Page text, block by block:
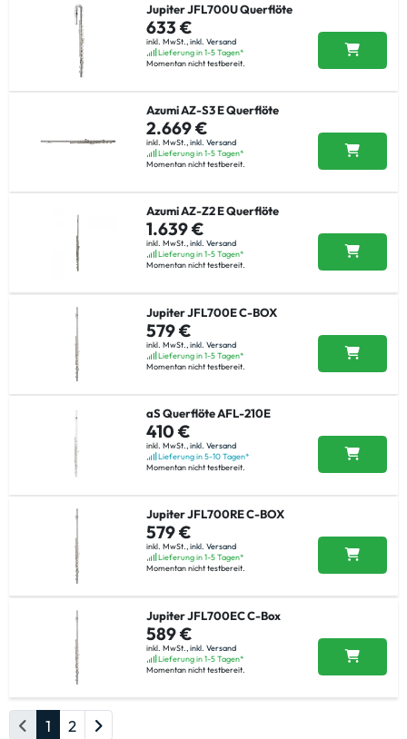
Jupiter JFL700U Querflöte
633 €
inkl. MwSt., inkl. Versand
Lieferung in 1-5 Tagen*
Momentan nicht testbereit.
Azumi AZ-S3 E Querflöte
2.669 €
inkl. MwSt., inkl. Versand
Lieferung in 1-5 Tagen*
Momentan nicht testbereit.
Azumi AZ-Z2 E Querflöte
1.639 €
inkl. MwSt.,inkl. Versand
Lieferung in 1-5 Tagen*
Momentan nicht testbereit.
Jupiter JFL700E C-BOX
579 €
inkl. MwSt., inkl. Versand
Lieferung in 1-5 Tagen*
Momentan nicht testbereit.
aS Querflöte AFL-210E
410 €
inkl. MwSt., inkl. Versand
Lieferung in 5-10 Tagen*
Momentan nicht testbereit.
Jupiter JFL700RE C-BOX
579 €
inkl. MwSt.,inkl. Versand
Lieferung in 1-5 Tagen*
Momentan nicht testbereit.
Jupiter JFL700EC C-Box
589 €
inkl. MwSt., inkl. Versand
Lieferung in 1-5 Tagen*
Momentan nicht testbereit.
1 2